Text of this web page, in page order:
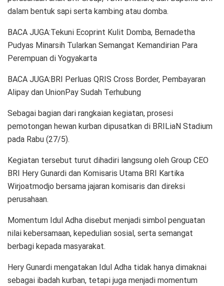
dalam bentuk sapi serta kambing atau domba.
BACA JUGA:Tekuni Ecoprint Kulit Domba, Bernadetha
Pudyas Minarsih Tularkan Semangat Kemandirian Para
Perempuan di Yogyakarta
BACA JUGA:BRI Perluas QRIS Cross Border, Pembayaran
Alipay dan UnionPay Sudah Terhubung
Sebagai bagian dari rangkaian kegiatan, prosesi
pemotongan hewan kurban dipusatkan di BRILiaN Stadium
pada Rabu (27/5).
Kegiatan tersebut turut dihadiri langsung oleh Group CEO
BRI Hery Gunardi dan Komisaris Utama BRI Kartika
Wirjoatmodjo bersama jajaran komisaris dan direksi
perusahaan.
Momentum Idul Adha disebut menjadi simbol penguatan
nilai kebersamaan, kepedulian sosial, serta semangat
berbagi kepada masyarakat.
Hery Gunardi mengatakan Idul Adha tidak hanya dimaknai
sebagai ibadah kurban, tetapi juga menjadi momentum